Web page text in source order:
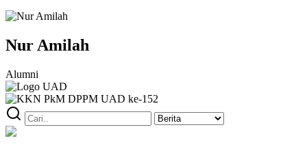
Nur Amilah
Alumni